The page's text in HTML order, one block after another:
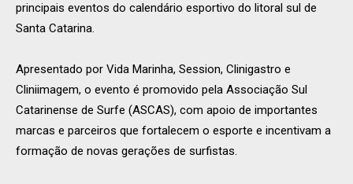
principais eventos do calendário esportivo do litoral sul de
Santa Catarina.
Apresentado por Vida Marinha, Session, Clinigastro e
Cliniimagem, o evento é promovido pela Associação Sul
Catarinense de Surfe (ASCAS), com apoio de importantes
marcas e parceiros que fortalecem o esporte e incentivam a
formação de novas gerações de surfistas.